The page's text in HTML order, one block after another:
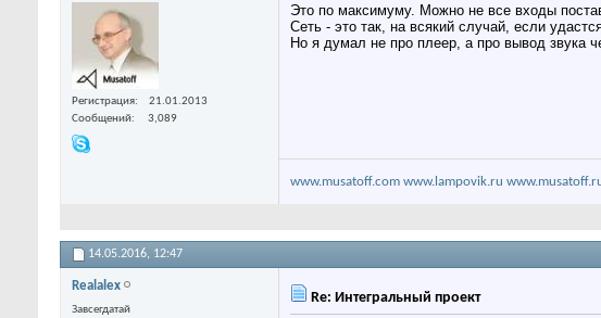
Регистрация
21.01.2013
Сообщений
3,089
Это по максимуму. Можно не все входы
Сеть - это так, на всякий случай, если
Но я думал не про плеер, а про вывод звука
www.musatoff.com www.lampovik.ru
14.05.2016, 12:47
Realalex
Завсегдатай
Re: Интегральный проект